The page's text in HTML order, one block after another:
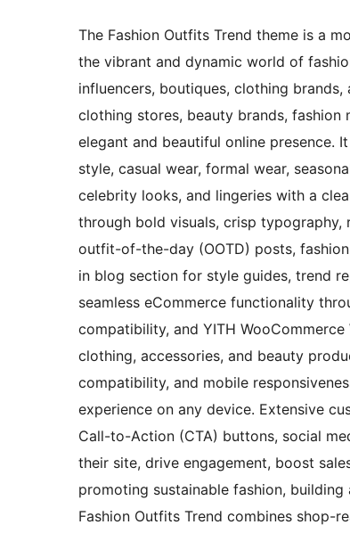
The Fashion Outfits Trend theme is a
the vibrant and dynamic world of
influencers, boutiques, clothing
clothing stores, beauty brands, fashion
elegant and beautiful online presence.
style, casual wear, formal wear,
celebrity looks, and lingeries with a
through bold visuals, crisp
outfit-of-the-day (OOTD) posts,
in blog section for style guides, trend
seamless eCommerce functionality
compatibility, and YITH
clothing, accessories, and beauty
compatibility, and mobile
experience on any device. Extensive
Call-to-Action (CTA) buttons, social
their site, drive engagement, boost
promoting sustainable fashion,
Fashion Outfits Trend combines shop-